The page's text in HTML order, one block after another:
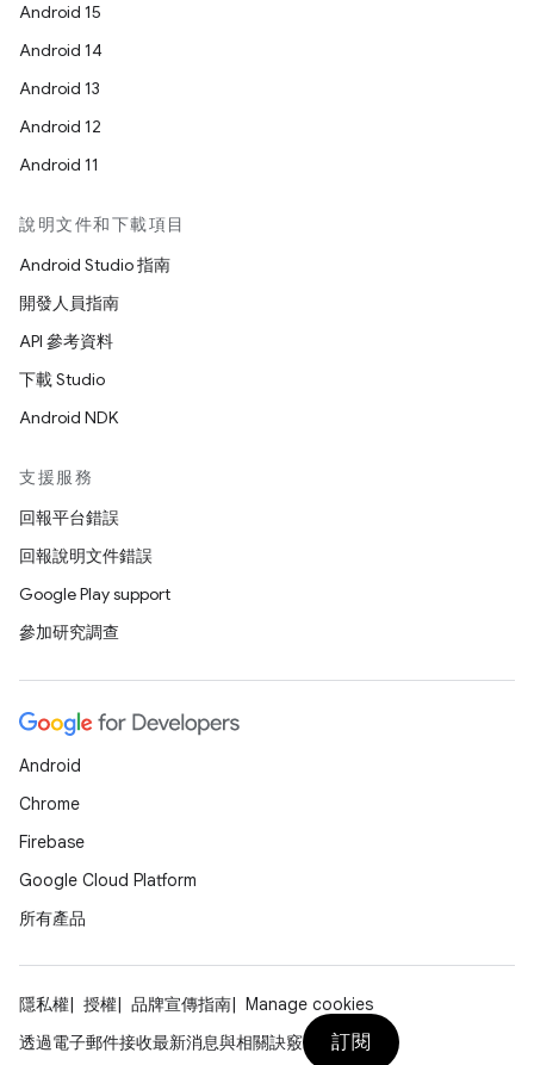
Android 15
Android 14
Android 13
Android 12
Android 11
說明文件和下載項目
Android Studio 指南
開發人員指南
API 參考資料
下載 Studio
Android NDK
支援服務
回報平台錯誤
回報說明文件錯誤
Google Play support
參加研究調查
Android
Chrome
Firebase
Google Cloud Platform
所有產品
隱私權 授權 品牌宣傳指南
Manage cookies
透過電子郵件接收最新消息與相關訣竅
訂閱